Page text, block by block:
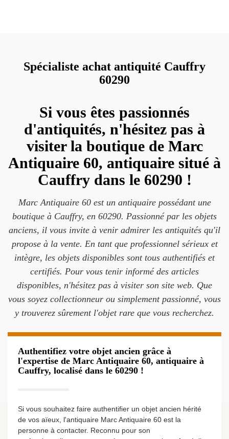
Spécialiste achat antiquité Cauffry
60290
Si vous êtes passionnés
d'antiquités, n'hésitez pas à
visiter la boutique de Marc
Antiquaire 60, antiquaire situé à
Cauffry dans le 60290 !
Marc Antiquaire 60 est un antiquaire possédant une
boutique à Cauffry, en 60290. Passionné par les objets
anciens, il vous invite à venir admirer les antiquités qu'il
propose à la vente. En tant que professionnel sérieux et
intègre, les objets disponibles sont tous authentifiés et
certifiés. Pour vous tenir informé des articles
disponibles, n'hésitez pas à visiter son site web. Que
vous soyez collectionneur ou simplement passionné, vous
y trouverez sûrement l'objet rare que vous recherchez.
Authentifiez votre objet ancien grâce à
l'expertise de Marc Antiquaire 60, antiquaire à
Cauffry, localisé dans le 60290 !
Si vous souhaitez faire authentifier un objet ancien hérité
de vos aïeux, l'antiquaire Marc Antiquaire 60 est la
personne à contacter. Reconnu pour son